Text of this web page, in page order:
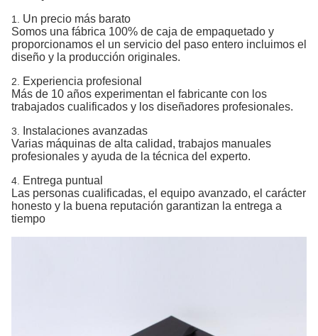
1. Un precio más barato
Somos una fábrica 100% de caja de empaquetado y
proporcionamos el un servicio del paso entero incluimos el
diseño y la producción originales.
2.
Experiencia profesional
Más de 10 años experimentan el fabricante con los
trabajados cualificados y los diseñadores profesionales.
3.
Instalaciones avanzadas
Varias máquinas de alta calidad, trabajos manuales
profesionales y ayuda de la técnica del experto.
4.
Entrega puntual
Las personas cualificadas, el equipo avanzado, el carácter
honesto y la buena reputación garantizan la entrega a
tiempo